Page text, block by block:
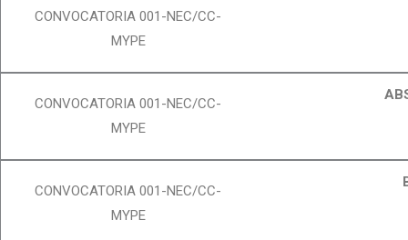
CONVOCATORIA 001-NEC/CC-
MYPE
CONVOCATORIA 001-NEC/CC-
MYPE
CONVOCATORIA 001-NEC/CC-
MYPE